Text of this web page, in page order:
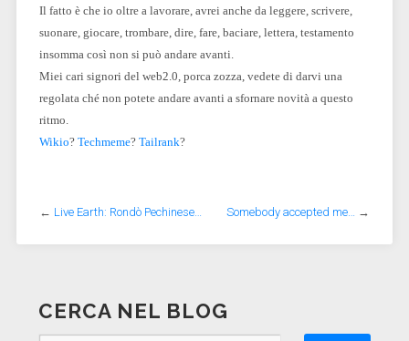
Il fatto è che io oltre a lavorare, avrei anche da leggere, scrivere,
suonare, giocare, trombare, dire, fare, baciare, lettera, testamento
insomma così non si può andare avanti.
Miei cari signori del web2.0, porca zozza, vedete di darvi una
regolata ché non potete andare avanti a sfornare novità a questo
ritmo.
Wikio? Techmeme? Tailrank?
← Live Earth: Rondò Pechinese… Somebody accepted me… →
CERCA NEL BLOG